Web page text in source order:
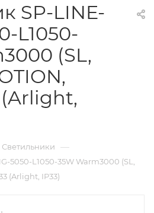
SP-LINE-
L1050-
(SL,
(Arlight,
Светильники —
5050-L1050-35W Warm3000 (SL,
(Arlight, IP33)